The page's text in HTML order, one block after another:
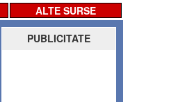
ALTE SURSE
PUBLICITATE